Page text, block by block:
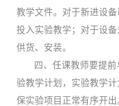
教学文件。对于新进设
投入实验教学；对于设
供货、安装。
四、任课教师要提
验教学计划，实验教学
保实验项目正常有序开